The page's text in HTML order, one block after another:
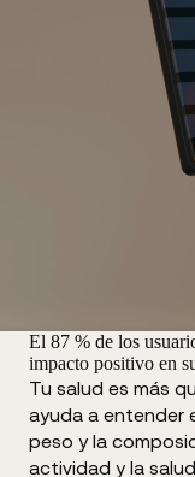
El 87 % de los
impacto positivo en
Tu salud es más
ayuda a entender
peso y la
actividad y la